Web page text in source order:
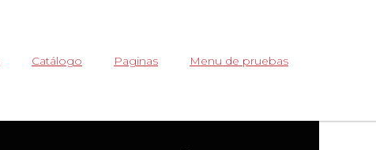
Catálogo Paginas Menu de pruebas